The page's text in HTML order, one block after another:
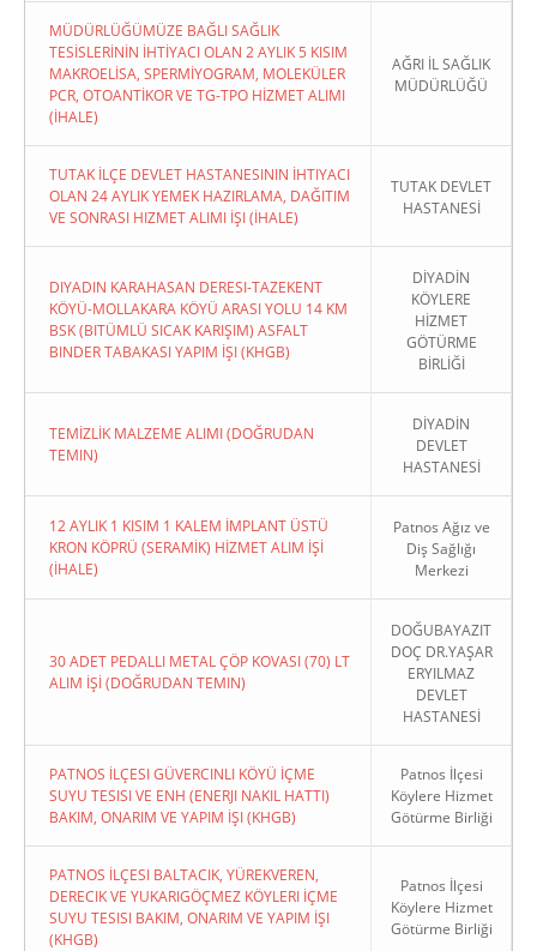
MÜDÜRLÜĞÜMÜZE BAĞLI SAĞLIK
TESİSLERİNİN İHTİYACI OLAN 2 AYLIK 5 KISIM
MAKROELİSA, SPERMİYOGRAM, MOLEKÜLER
PCR, OTOANTİKOR VE TG-TPO HİZMET ALIMI
(İHALE)
AĞRI İL SAĞLIK
MÜDÜRLÜĞÜ
TUTAK İLÇE DEVLET HASTANESININ İHTIYACI
OLAN 24 AYLIK YEMEK HAZIRLAMA, DAĞITIM
VE SONRASI HIZMET ALIMI İŞI (İHALE)
TUTAK DEVLET
HASTANESİ
DIYADIN KARAHASAN DERESI-TAZEKENT
KÖYÜ-MOLLAKARA KÖYÜ ARASI YOLU 14 KM
BSK (BITÜMLÜ SICAK KARIŞIM) ASFALT
BINDER TABAKASI YAPIM İŞI (KHGB)
DİYADİN
KÖYLERE
HİZMET
GÖTÜRME
BİRLİĞİ
TEMİZLİK MALZEME ALIMI (DOĞRUDAN
TEMIN)
DİYADİN
DEVLET
HASTANESİ
12 AYLIK 1 KISIM 1 KALEM İMPLANT ÜSTÜ
KRON KÖPRÜ (SERAMİK) HİZMET ALIM İŞİ
(İHALE)
Patnos Ağız ve
Diş Sağlığı
Merkezi
30 ADET PEDALLI METAL ÇÖP KOVASI (70) LT
ALIM İŞİ (DOĞRUDAN TEMIN)
DOĞUBAYAZIT
DOÇ DR.YAŞAR
ERYILMAZ
DEVLET
HASTANESİ
PATNOS İLÇESI GÜVERCINLI KÖYÜ İÇME
SUYU TESISI VE ENH (ENERJI NAKIL HATTI)
BAKIM, ONARIM VE YAPIM İŞI (KHGB)
Patnos İlçesi
Köylere Hizmet
Götürme Birliği
PATNOS İLÇESI BALTACIK, YÜREKVEREN,
DERECIK VE YUKARIGÖÇMEZ KÖYLERI İÇME
SUYU TESISI BAKIM, ONARIM VE YAPIM İŞI
(KHGB)
Patnos İlçesi
Köylere Hizmet
Götürme Birliği